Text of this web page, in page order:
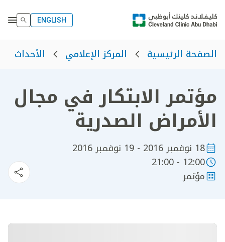
ENGLISH
الصفحة الرئيسية المركز الإعلامي الأحداث
مؤتمر الابتكار في مجال
الأمراض الصدرية
18 نوفمبر 2016 - 19 نوفمبر 2016
12:00 - 21:00
مؤتمر